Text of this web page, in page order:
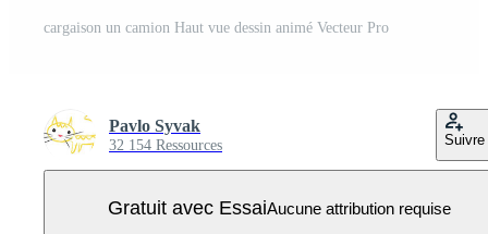
cargaison un camion Haut vue dessin animé Vecteur Pro
Pavlo Syvak
32 154 Ressources Suivre
Gratuit avec EssaiAucune attribution requise